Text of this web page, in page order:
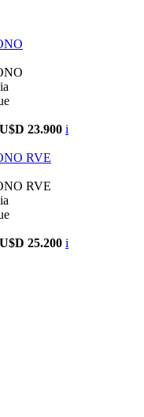
23.900 i
RVE
RVE
25.200 i